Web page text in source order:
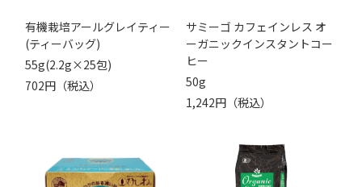
有機栽培アールグレイティー
(ティーバッグ)
55g(2.2g×25包)
702円（税込）
サミーゴ カフェインレス オ
ーガニックインスタントコー
ヒー
50g
1,242円（税込）